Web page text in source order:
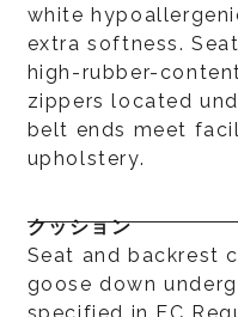
white
extra softness.
high-rubber-
zippers located
belt ends meet
upholstery.
クッション
Seat and backrest
goose down